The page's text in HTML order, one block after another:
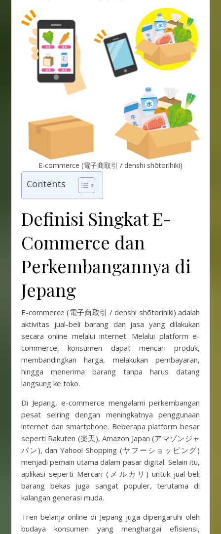
E-commerce (電子商取引 / denshi shōtorihiki)
Contents
Definisi Singkat E-
Commerce dan
Perkembangannya di
Jepang
E-commerce (電子商取引 / denshi shōtorihiki) adalah
aktivitas jual-beli barang dan jasa yang dilakukan
secara online melalui internet. Melalui platform e-
commerce, konsumen dapat mencari produk,
membandingkan harga, melakukan pembayaran,
hingga menerima barang tanpa harus datang
langsung ke toko.
Di Jepang, e-commerce mengalami perkembangan
pesat seiring dengan meningkatnya penggunaan
internet dan smartphone. Beberapa platform besar
seperti Rakuten (楽天), Amazon Japan (アマゾンジャ
パン), dan Yahoo! Shopping (ヤフーショッピング)
menjadi pemain utama dalam pasar digital. Selain itu,
aplikasi seperti Mercari (メルカリ) untuk jual-beli
barang bekas juga sangat populer, terutama di
kalangan generasi muda.
Tren belanja online di Jepang juga dipengaruhi oleh
budaya konsumen yang menghargai efisiensi,